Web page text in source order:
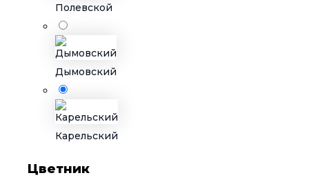
Карельский
Дымовский
Полевской
Цветник